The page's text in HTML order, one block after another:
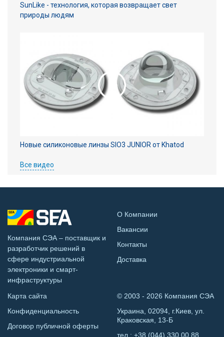
SunLike - технология, которая возвращает свет
природы людям
Новые силиконовые линзы SIO3 JUNIOR от Khatod
Все видео
Компания СЭА – поставщик и
разработчик решений в
сфере индустриальной
электроники и смарт-
инфраструктуры
О Компании
Вакансии
Контакты
Доставка
Карта сайта
Конфиденциальность
Договор публичной оферты
© 2003 - 2026 Компания СЭА
Украина, 02094, г.Киев, ул.
Краковская, 13-Б
тел.: +38 (044) 330 00 88